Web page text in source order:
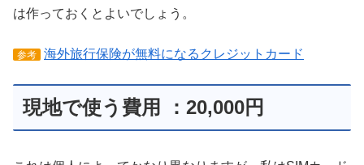
は作っておくとよいでしょう。
参考 海外旅行保険が無料になるクレジットカード
現地で使う費用 ：20,000円